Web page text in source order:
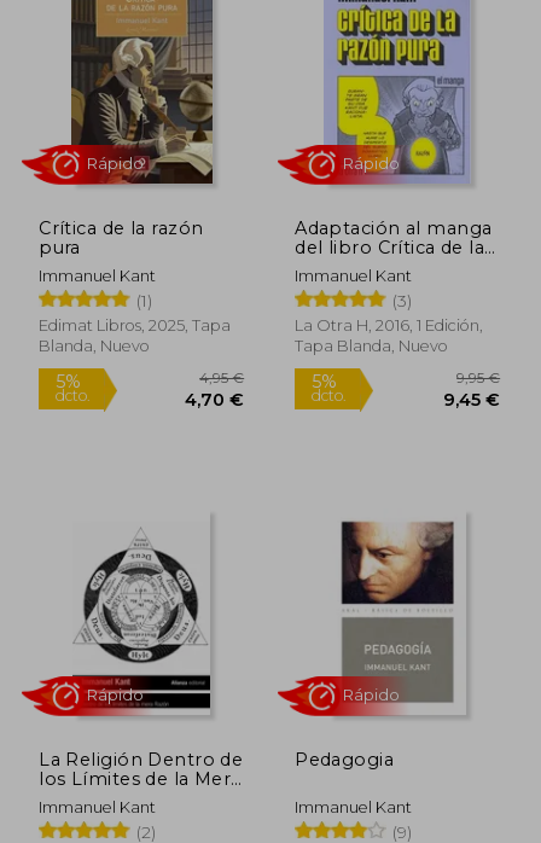
Crítica de la razón
pura
Immanuel Kant
(1)
Edimat Libros, 2025, Tapa
Blanda, Nuevo
Rápido
Adaptación al manga
del libro Crítica de la
razón pura de
Immanuel Kant
Immanuel Kant
(3)
La Otra H, 2016, 1 Edición,
Tapa Blanda, Nuevo
5%
dcto.
Rápido
La Religión Dentro de
los Límites de la Mera
Razón
Immanuel Kant
(2)
Pedagogia
Immanuel Kant
(9)